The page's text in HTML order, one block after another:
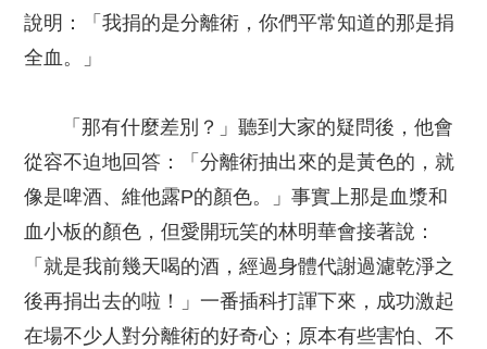
說明：「我捐的是分離術，你們平常知道的那是捐
全血。」
「那有什麼差別？」聽到大家的疑問後，他會
從容不迫地回答：「分離術抽出來的是黃色的，就
像是啤酒、維他露P的顏色。」事實上那是血漿和
血小板的顏色，但愛開玩笑的林明華會接著說：
「就是我前幾天喝的酒，經過身體代謝過濾乾淨之
後再捐出去的啦！」一番插科打諢下來，成功激起
在場不少人對分離術的好奇心；原本有些害怕、不